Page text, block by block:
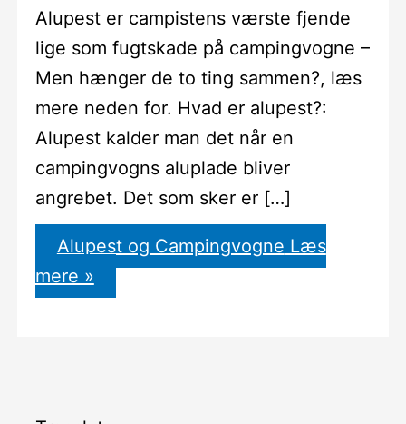
Alupest er campistens værste fjende
lige som fugtskade på campingvogne –
Men hænger de to ting sammen?, læs
mere neden for. Hvad er alupest?:
Alupest kalder man det når en
campingvogns aluplade bliver
angrebet. Det som sker er […]
Alupest og Campingvogne Læs
mere »